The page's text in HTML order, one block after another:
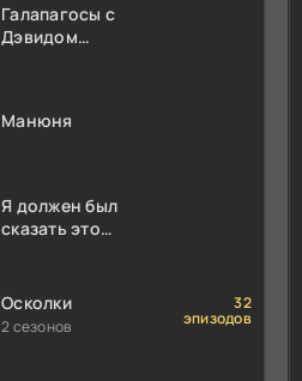
Галапагосы с
Дэвидом
Манюня
Я должен был
сказать это
Осколки
2 сезонов
32
эпизодов